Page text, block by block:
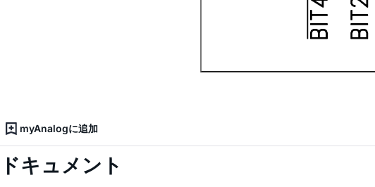
myAnalogに追加
ドキュメント